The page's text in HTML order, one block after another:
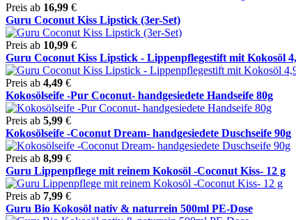
Preis ab 16,99 €
Guru Coconut Kiss Lipstick (3er-Set)
Preis ab 10,99 €
Guru Coconut Kiss Lipstick - Lippenpflegestift mit Kokosöl
Preis ab 4,49 €
Kokosölseife -Pur Coconut- handgesiedete Handseife 80g
Preis ab 5,99 €
Kokosölseife -Coconut Dream- handgesiedete Duschseife 90g
Preis ab 8,99 €
Guru Lippenpflege mit reinem Kokosöl -Coconut Kiss- 12 g
Preis ab 7,99 €
Guru Bio Kokosöl nativ & naturrein 500ml PE-Dose